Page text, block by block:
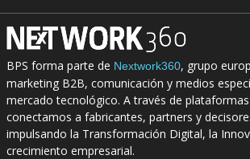
BPS forma parte de Nextwork360, grupo
marketing B2B, comunicación y medios
mercado tecnológico. A través de
conectamos a fabricantes, partners y
impulsando la Transformación Digital, la
crecimiento empresarial.